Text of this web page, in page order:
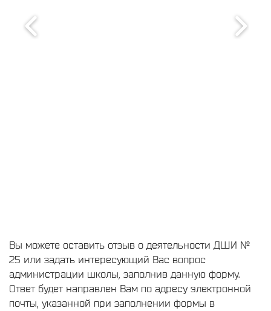
Вы можете оставить отзыв о деятельности ДШИ №
25 или задать интересующий Вас вопрос
администрации школы, заполнив данную форму.
Ответ будет направлен Вам по адресу электронной
почты, указанной при заполнении формы в